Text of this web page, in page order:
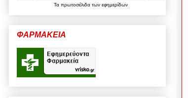
Τα πρωτοσέλιδα των εφημερίδων
ΦΑΡΜΑΚΕΙΑ